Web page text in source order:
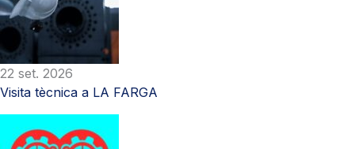
22 set. 2026
Visita tècnica a LA FARGA